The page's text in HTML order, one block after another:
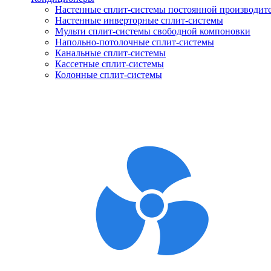
Настенные сплит-системы постоянной
Настенные инверторные сплит-системы
Мульти сплит-системы свободной компоновки
Напольно-потолочные сплит-системы
Канальные сплит-системы
Кассетные сплит-системы
Колонные сплит-системы